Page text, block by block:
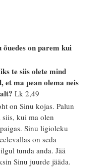
õuedes on parem kui
te siis olete mind
et ma pean olema neis
Lk 2,49
on Sinu kojas. Palun
kui ma olen
Sinu ligioleku
on seda
tunda anda. Jää
Sinu juurde jääda.